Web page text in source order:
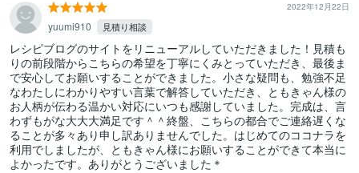
2022年12月22日
yuumi910 見積り相談
レシピブログのサイトをリニューアルしていただきました！見積も
りの前段階からこちらの希望を丁寧にくみとっていただき、最後ま
で安心してお願いすることができました。小さな疑問も、勉強不足
なわたしにわかりやすい言葉で解答していただき、ともきゃん様の
お人柄が伝わる温かい対応にいつも感謝していました。完成は、言
わずもがな大大大満足です＾＾終盤、こちらの都合でご連絡遅くな
ることが多々あり申し訳ありませんでした。はじめてのココナラを
利用でしましたが、ともきゃん様にお願いすることができて本当に
よかったです。ありがとうございました＊